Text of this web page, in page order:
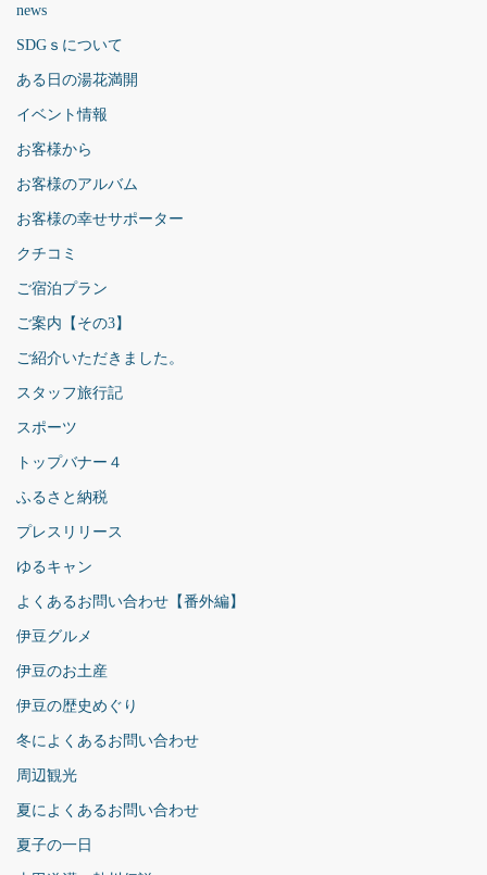
news
SDGｓについて
ある日の湯花満開
イベント情報
お客様から
お客様のアルバム
お客様の幸せサポーター
クチコミ
ご宿泊プラン
ご案内【その3】
ご紹介いただきました。
スタッフ旅行記
スポーツ
トップバナー４
ふるさと納税
プレスリリース
ゆるキャン
よくあるお問い合わせ【番外編】
伊豆グルメ
伊豆のお土産
伊豆の歴史めぐり
冬によくあるお問い合わせ
周辺観光
夏によくあるお問い合わせ
夏子の一日